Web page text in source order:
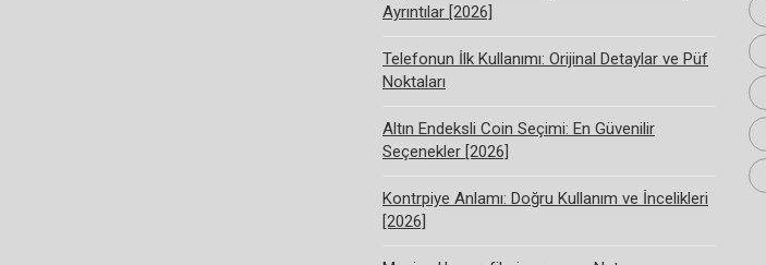
Ayrıntılar [2026]
Telefonun İlk Kullanımı: Orijinal Detaylar ve Püf
Noktaları
Altın Endeksli Coin Seçimi: En Güvenilir
Seçenekler [2026]
Kontrpiye Anlamı: Doğru Kullanım ve İncelikleri
[2026]